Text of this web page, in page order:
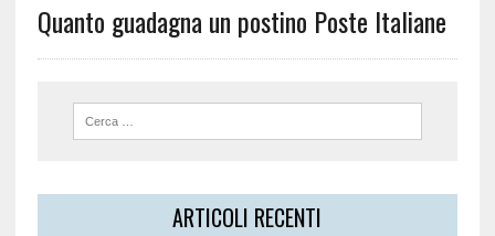
Quanto guadagna un postino Poste Italiane
ARTICOLI RECENTI